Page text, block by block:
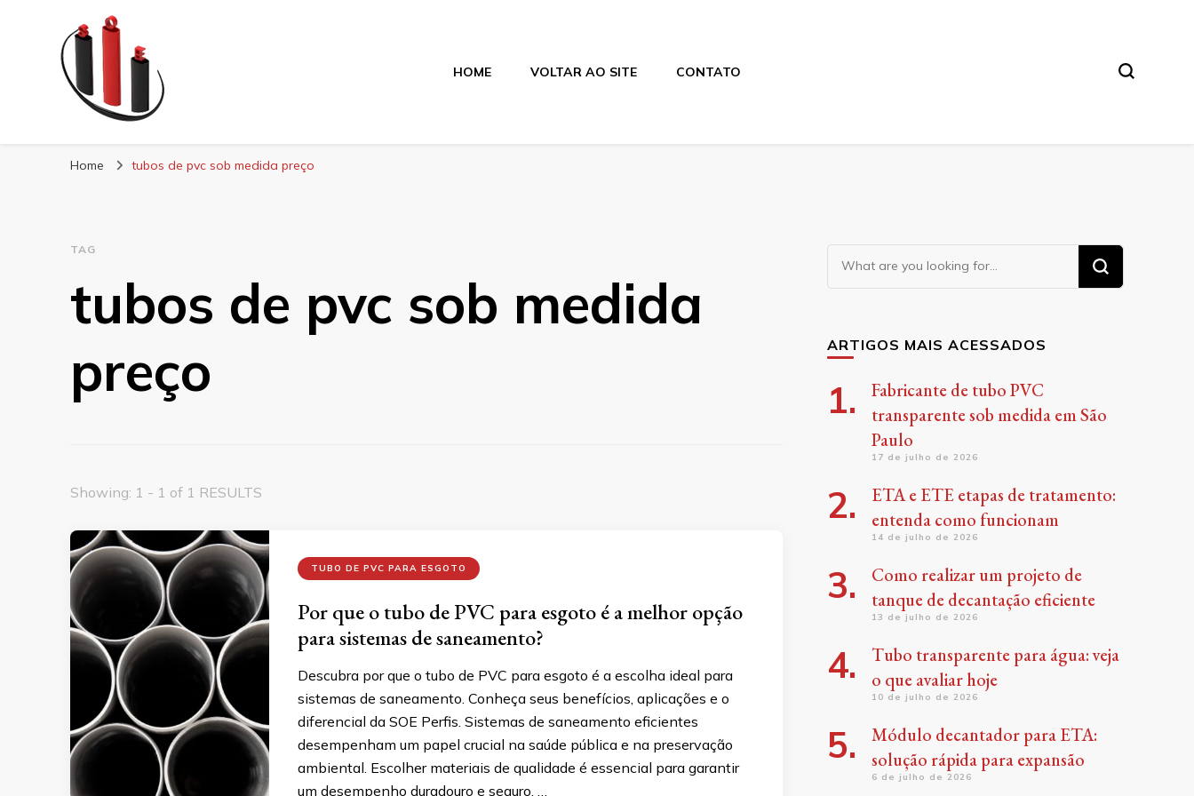
Blog Soe Laminados
HOME VOLTAR AO SITE CONTATO
Home tubos de pvc sob medida preço
TAG
tubos de pvc sob medida
preço
Showing: 1 - 1 of 1 RESULTS
TUBO DE PVC PARA ESGOTO
Por que o tubo de PVC para esgoto é a melhor opção
para sistemas de saneamento?
Descubra por que o tubo de PVC para esgoto é a escolha ideal para
sistemas de saneamento. Conheça seus benefícios, aplicações e o
diferencial da SOE Perfis. Sistemas de saneamento eficientes
desempenham um papel crucial na saúde pública e na preservação
ambiental. Escolher materiais de qualidade é essencial para garantir
um desempenho duradouro e seguro, …
Looking
for
ARTIGOS MAIS ACESSADOS
Fabricante de tubo PVC
transparente sob medida em São
Paulo
17 de julho de 2026
ETA e ETE etapas de tratamento:
entenda como funcionam
14 de julho de 2026
Como realizar um projeto de
tanque de decantação eficiente
13 de julho de 2026
Tubo transparente para água: veja
o que avaliar hoje
10 de julho de 2026
Módulo decantador para ETA:
solução rápida para expansão
6 de julho de 2026